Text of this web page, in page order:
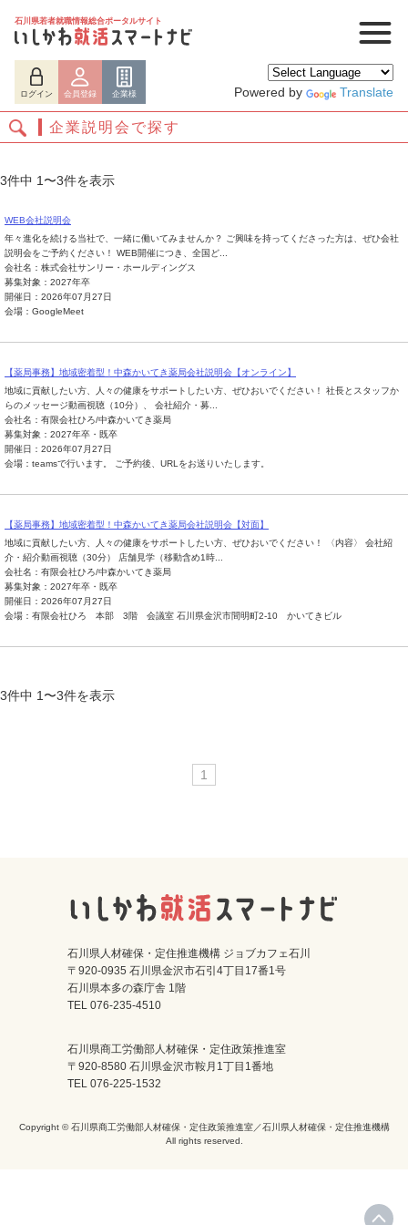
石川県若者就職情報総合ポータルサイト
ログイン 会員登録 企業様 Powered by Translate
企業説明会で探す
3件中 1〜3件を表示
WEB会社説明会
年々進化を続ける当社で、一緒に働いてみませんか？ ご興味を持ってくださった方は、ぜひ会社
説明会をご予約ください！ WEB開催につき、全国ど...
会社名：株式会社サンリー・ホールディングス
募集対象：2027年卒
開催日：2026年07月27日
会場：GoogleMeet
【薬局事務】地域密着型！中森かいてき薬局会社説明会【オンライン】
地域に貢献したい方、人々の健康をサポートしたい方、ぜひおいでください！ 社長とスタッフか
らのメッセージ動画視聴（10分）、 会社紹介・募...
会社名：有限会社ひろ/中森かいてき薬局
募集対象：2027年卒・既卒
開催日：2026年07月27日
会場：teamsで行います。 ご予約後、URLをお送りいたします。
【薬局事務】地域密着型！中森かいてき薬局会社説明会【対面】
地域に貢献したい方、人々の健康をサポートしたい方、ぜひおいでください！ 〈内容〉 会社紹
介・紹介動画視聴（30分） 店舗見学（移動含め1時...
会社名：有限会社ひろ/中森かいてき薬局
募集対象：2027年卒・既卒
開催日：2026年07月27日
会場：有限会社ひろ 本部 3階 会議室 石川県金沢市間明町2-10 かいてきビル
3件中 1〜3件を表示
1
石川県人材確保・定住推進機構 ジョブカフェ石川
〒920-0935 石川県金沢市石引4丁目17番1号
石川県本多の森庁舎 1階
TEL 076-235-4510
石川県商工労働部人材確保・定住政策推進室
〒920-8580 石川県金沢市鞍月1丁目1番地
TEL 076-225-1532
Copyright © 石川県商工労働部人材確保・定住政策推進室／石川県人材確保・定住推進機構
All rights reserved.